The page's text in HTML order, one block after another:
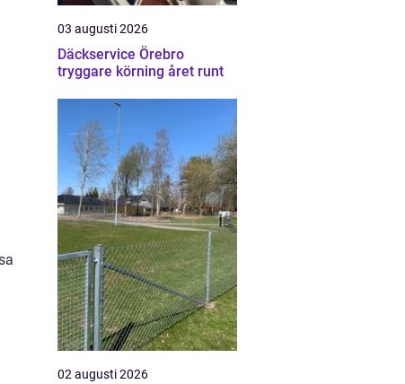
03 augusti 2026
Däckservice Örebro
tryggare körning året runt
02 augusti 2026